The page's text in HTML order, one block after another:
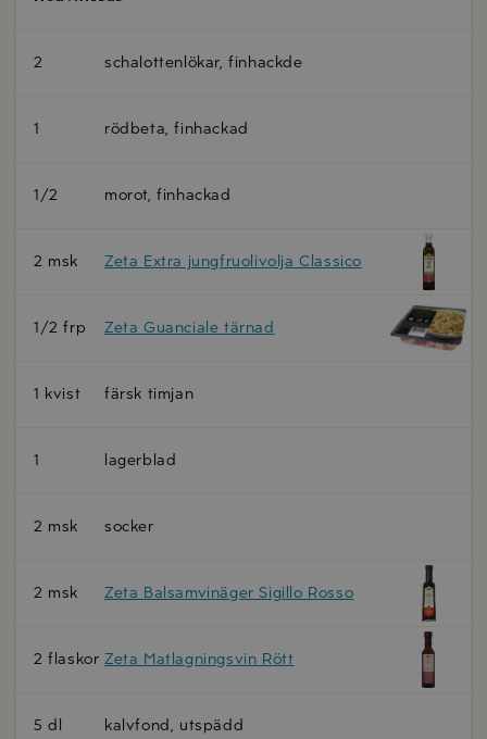
2 schalottenlökar, finhackde
1 rödbeta, finhackad
1/2 morot, finhackad
2 msk Zeta Extra jungfruolivolja Classico
1/2 frp Zeta Guanciale tärnad
1 kvist färsk timjan
1 lagerblad
2 msk socker
2 msk Zeta Balsamvinäger Sigillo Rosso
2 flaskor Zeta Matlagningsvin Rött
5 dl kalvfond, utspädd